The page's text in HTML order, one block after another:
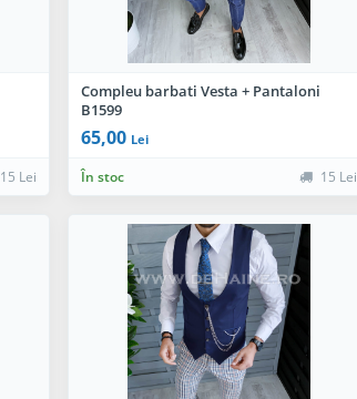
15 Lei
Compleu barbati Vesta + Pantaloni
B1599
65,00 Lei
În stoc 15 Lei